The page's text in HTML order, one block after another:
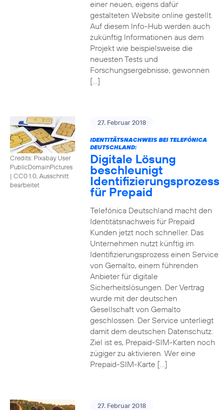
einer neuen, eigens dafür
gestalteten Website online gestellt.
Auf diesem Info-Hub werden auch
zukünftig Informationen aus dem
Projekt wie beispielsweise die
neuesten Tests und
Forschungsergebnisse, gewonnen
[…]
Credits: Pixabay User
PublicDomainPictures
| CC0 1.0, Ausschnitt
bearbeitet
27. Februar 2018
IDENTITÄTSNACHWEIS BEI TELEFÓNICA
DEUTSCHLAND:
Digitale Lösung
beschleunigt
Identifizierungsprozess
für Prepaid
Telefónica Deutschland macht den
Identitätsnachweis für Prepaid
Kunden jetzt noch schneller. Das
Unternehmen nutzt künftig im
Identifizierungsprozess einen Service
von Gemalto, einem führenden
Anbieter für digitale
Sicherheitslösungen. Der Vertrag
wurde mit der deutschen
Gesellschaft von Gemalto
geschlossen. Der Service unterliegt
damit dem deutschen Datenschutz.
Ziel ist es, Prepaid-SIM-Karten noch
zügiger zu aktivieren. Wer eine
Prepaid-SIM-Karte […]
27. Februar 2018